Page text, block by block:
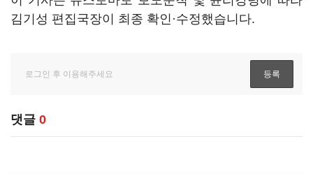
김기성 편집국장이 최종 확인·수정했습니다.
댓글 0